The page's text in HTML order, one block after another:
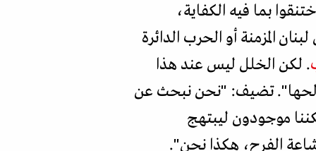
بما فيه الكفاية،
المزمنة أو الحرب الدائرة
. لكن الخلل ليس عند هذا
تضيف: "نحن نبحث عن
موجودون ليبتهج
الفرح، هكذا نحن".